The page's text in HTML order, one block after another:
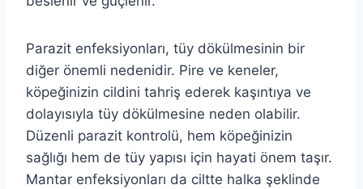
Parazit enfeksiyonları, tüy dökülmesinin bir
diğer önemli nedenidir. Pire ve keneler,
köpeğinizin cildini tahriş ederek kaşıntıya ve
dolayısıyla tüy dökülmesine neden olabilir.
Düzenli parazit kontrolü, hem köpeğinizin
sağlığı hem de tüy yapısı için hayati önem taşır.
Mantar enfeksiyonları da ciltte halka şeklinde